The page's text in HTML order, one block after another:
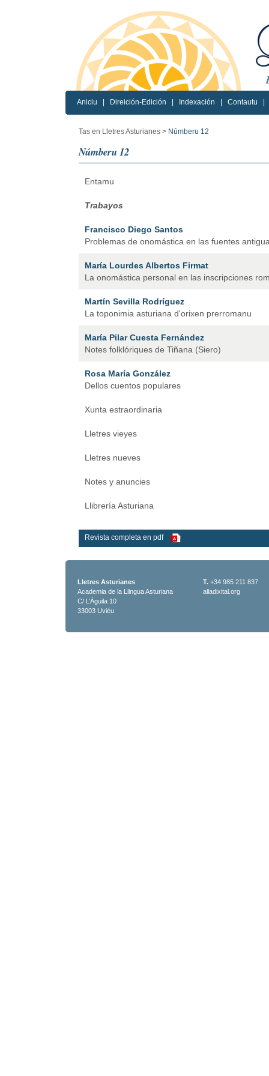
Aniciu Direición-Edición Indexación Contautu
Tas en Lletres Asturianes > Númberu 12
Númberu 12
Entamu
Trabayos
Francisco Diego Santos
Problemas de onomástica en las fuentes
María Lourdes Albertos Firmat
La onomástica personal en las inscripciones
Martín Sevilla Rodríguez
La toponimia asturiana d'orixen prerromanu
María Pilar Cuesta Fernández
Notes folklóriques de Tiñana (Siero)
Rosa María González
Dellos cuentos populares
Xunta estraordinaria
Lletres vieyes
Lletres nueves
Notes y anuncies
Llibrería Asturiana
Revista completa en pdf
Lletres Asturianes
Academia de la Llingua Asturiana
C/ L’Águila 10
33003 Uviéu
T. +34 985 211 837
alladixital.org